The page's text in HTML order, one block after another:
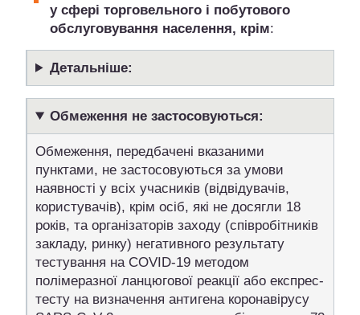
у сфері торговельного і побутового
обслуговування населення, крім:
Детальніше:
Обмеження не застосовуються:
Обмеження, передбачені вказаними
пунктами, не застосовуються за умови
наявності у всіх учасників (відвідувачів,
користувачів), крім осіб, які не досягли 18
років, та організаторів заходу (співробітників
закладу, ринку) негативного результату
тестування на COVID-19 методом
полімеразної ланцюгової реакції або експрес-
тесту на визначення антигена коронавірусу